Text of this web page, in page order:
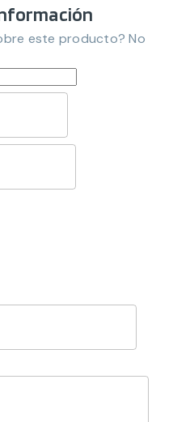
este producto? No